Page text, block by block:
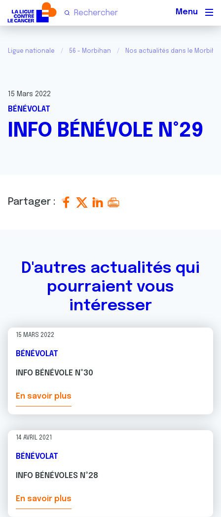
Ligue nationale 56 - Morbihan Nos actualités dans le
15 Mars 2022
BÉNÉVOLAT
INFO BÉNÉVOLE N°29
Partager :
D'autres actualités qui
pourraient vous
intéresser
15 MARS 2022
BÉNÉVOLAT
INFO BÉNÉVOLE N°30
En savoir plus
14 AVRIL 2021
BÉNÉVOLAT
INFO BÉNÉVOLES N°28
En savoir plus